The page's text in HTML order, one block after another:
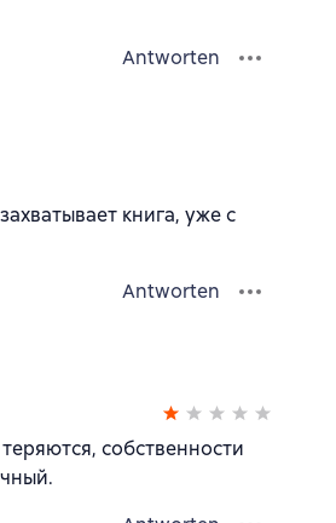
Antworten
книга, уже с
Antworten
собственности